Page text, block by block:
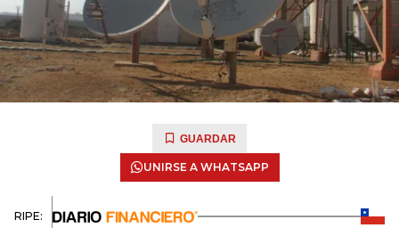
GUARDAR
UNIRSE A WHATSAPP
RIPE: